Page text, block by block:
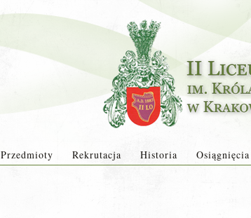
Przedmioty Rekrutacja Historia Osiągnięcia